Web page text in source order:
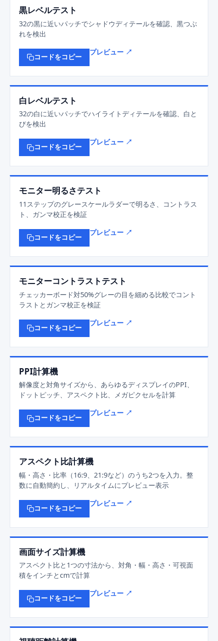
黒レベルテスト
32の黒に近いパッチでシャドウディテールを確認、黒つぶ
れを検出
コードをコピー
プレビュー ↗
白レベルテスト
32の白に近いパッチでハイライトディテールを確認、白と
びを検出
コードをコピー
プレビュー ↗
モニター明るさテスト
11ステップのグレースケールラダーで明るさ、コントラス
ト、ガンマ校正を検証
コードをコピー
プレビュー ↗
モニターコントラストテスト
チェッカーボード対50%グレーの目を細める比較でコント
ラストとガンマ校正を検証
コードをコピー
プレビュー ↗
PPI計算機
解像度と対角サイズから、あらゆるディスプレイのPPI、
ドットピッチ、アスペクト比、メガピクセルを計算
コードをコピー
プレビュー ↗
アスペクト比計算機
幅・高さ・比率（16:9、21:9など）のうち2つを入力。整
数に自動簡約し、リアルタイムにプレビュー表示
コードをコピー
プレビュー ↗
画面サイズ計算機
アスペクト比と1つの寸法から、対角・幅・高さ・可視面
積をインチとcmで計算
コードをコピー
プレビュー ↗